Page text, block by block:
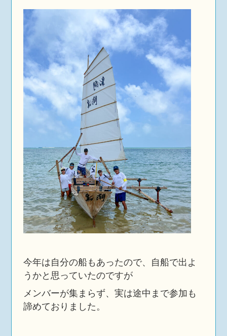
今年は自分の船もあったので、自船で出よ
うかと思っていたのですが
メンバーが集まらず、実は途中まで参加も
諦めておりました。